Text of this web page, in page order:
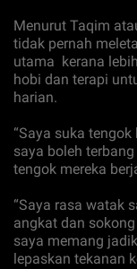
Menurut Taqim
tidak pernah
utama kerana
hobi dan terapi
harian.
“Saya suka
saya boleh
tengok mereka
“Saya rasa watak
angkat dan
saya memang
lepaskan tekanan